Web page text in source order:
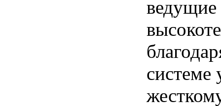
ведущие
системе